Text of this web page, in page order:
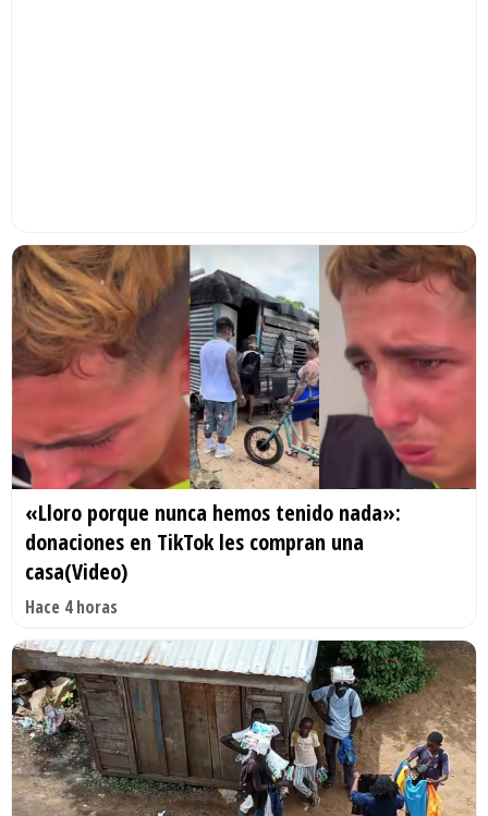
«Lloro porque nunca hemos tenido nada»:
donaciones en TikTok les compran una
casa(Video)
Hace 4 horas